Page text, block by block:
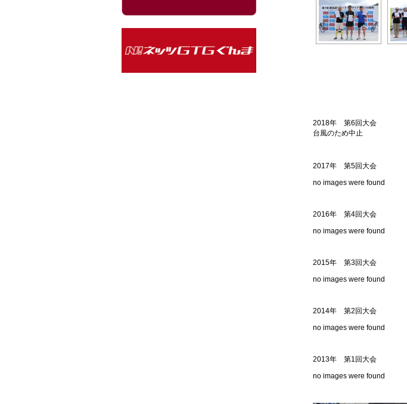
2018年 第6回大会
台風のため中止
2017年 第5回大会
no images were found
2016年 第4回大会
no images were found
2015年 第3回大会
no images were found
2014年 第2回大会
no images were found
2013年 第1回大会
no images were found